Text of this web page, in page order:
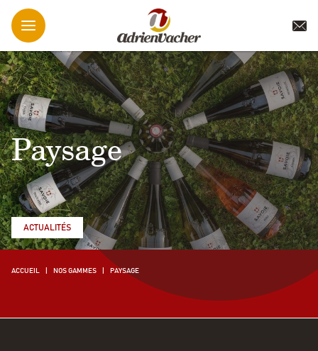
Paysage
ACCUEIL NOS GAMMES PAYSAGE
ACTUALITÉS